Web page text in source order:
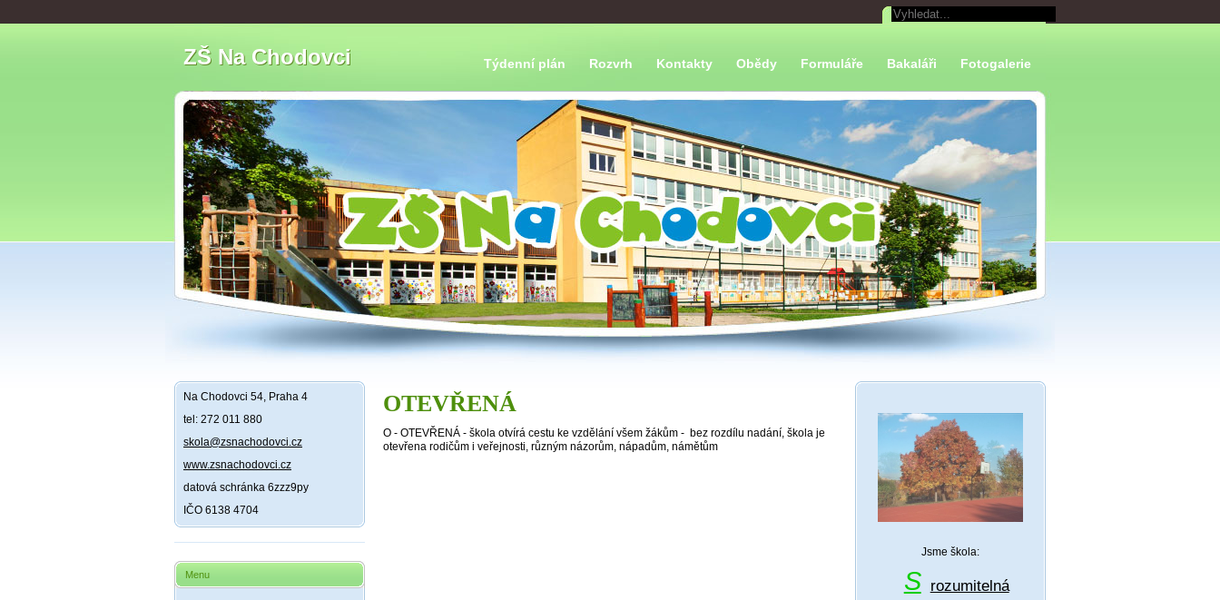
ZŠ Na Chodovci Týdenní plán Rozvrh Kontakty Obědy Formuláře Bakaláři Fotogalerie
Na Chodovci 54, Praha 4
tel: 272 011 880
skola@zsnachodovci.cz
www.zsnachodovci.cz
datová schránka 6zzz9py
IČO 6138 4704
Menu
OTEVŘENÁ
O - OTEVŘENÁ - škola otvírá cestu ke vzdělání všem žákům - bez rozdílu nadání, škola je
otevřena rodičům i veřejnosti, různým názorům, nápadům, námětům
Jsme škola:
S rozumitelná